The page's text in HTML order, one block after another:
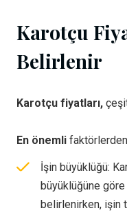
Karotçu
Belirlenir
Karotçu fiyatları,
En önemli faktörlerden
İşin büyüklüğü:
büyüklüğüne
belirlenirken, işin